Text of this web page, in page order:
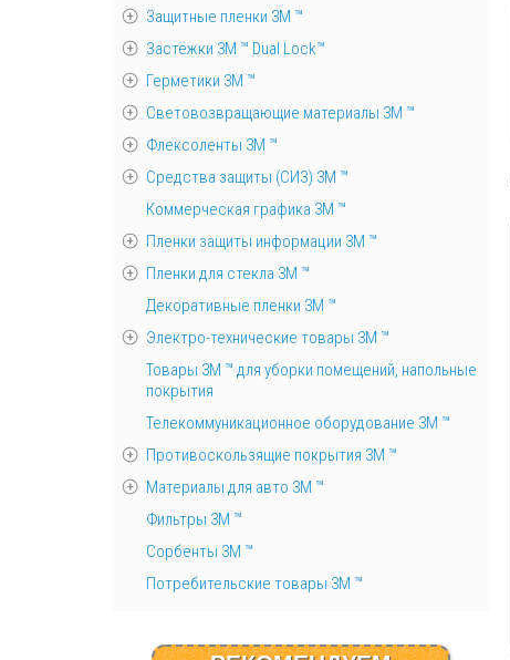
Защитные пленки 3М ™
Застёжки 3М ™ Dual Lock™
Герметики 3М ™
Световозвращающие материалы 3М ™
Флексоленты 3М ™
Средства защиты (СИЗ) 3M ™
Коммерческая графика 3М ™
Пленки защиты информации 3М ™
Пленки для стекла 3М ™
Декоративные пленки 3М ™
Электро-технические товары 3М ™
Товары 3М ™ для уборки помещений, напольные
покрытия
Телекоммуникационное оборудование 3М ™
Противоскользящие покрытия 3М ™
Материалы для авто 3М ™
Фильтры 3М ™
Сорбенты 3М ™
Потребительские товары 3М ™